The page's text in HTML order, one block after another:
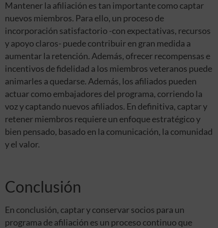
Mantener la afiliación es tan importante como captar
nuevos miembros. Para ello, un proceso de
incorporación satisfactorio -con expectativas, recursos
y apoyo claros- puede contribuir en gran medida a
aumentar la retención. Además, ofrecer recompensas e
incentivos de fidelidad a los miembros veteranos puede
animarles a quedarse. Además, los afiliados pueden
actuar como embajadores del programa, corriendo la
voz y captando nuevos afiliados. En definitiva, captar y
retener miembros requiere un enfoque estratégico y
bien pensado, basado en la comunicación, la comunidad
y el valor.
Conclusión
En conclusión, captar y conservar socios para un
programa de afiliación es un proceso continuo que